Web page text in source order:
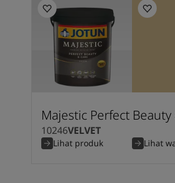
Majestic Perfect Beauty
10246VELVET
Lihat produk Lihat